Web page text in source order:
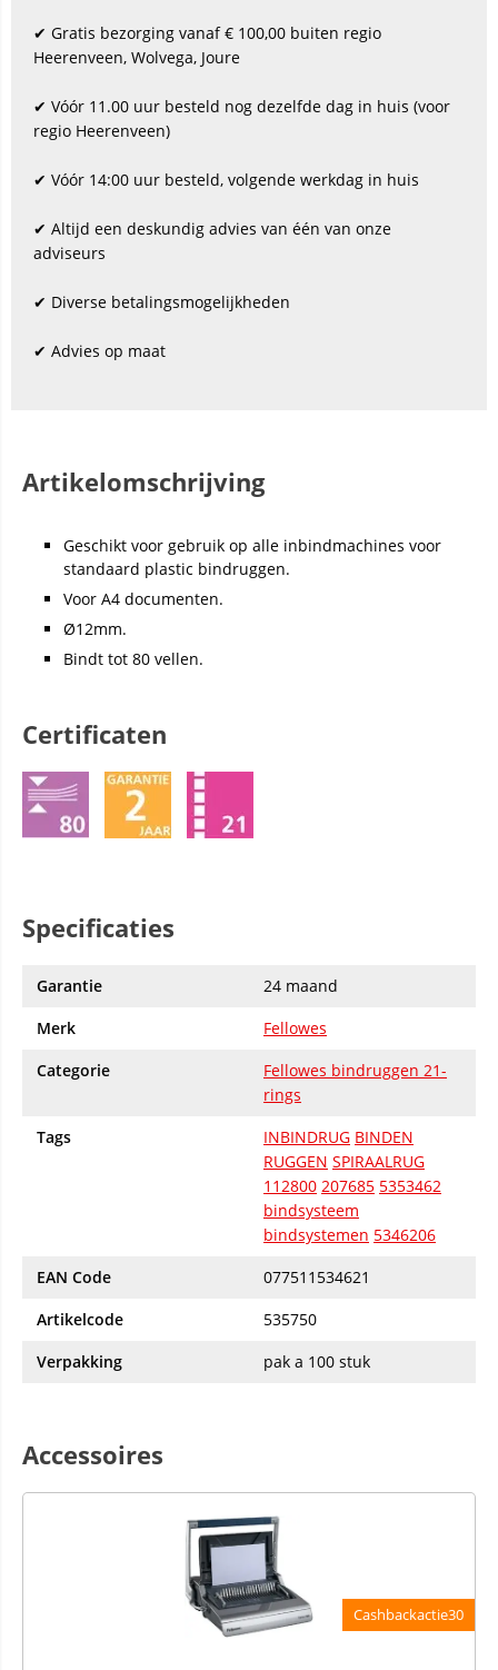
✔ Gratis bezorging vanaf € 100,00 buiten regio
Heerenveen, Wolvega, Joure
✔ Vóór 11.00 uur besteld nog dezelfde dag in huis (voor
regio Heerenveen)
✔ Vóór 14:00 uur besteld, volgende werkdag in huis
✔ Altijd een deskundig advies van één van onze
adviseurs
✔ Diverse betalingsmogelijkheden
✔ Advies op maat
Artikelomschrijving
Geschikt voor gebruik op alle inbindmachines voor
standaard plastic bindruggen.
Voor A4 documenten.
Ø12mm.
Bindt tot 80 vellen.
Certificaten
Specificaties
Garantie
24 maand
Merk
Fellowes
Categorie
Fellowes bindruggen 21-
rings
Tags
INBINDRUG BINDEN
RUGGEN SPIRAALRUG
112800 207685 5353462
bindsysteem
bindsystemen 5346206
EAN Code
077511534621
Artikelcode
535750
Verpakking
pak a 100 stuk
Accessoires
Cashbackactie30